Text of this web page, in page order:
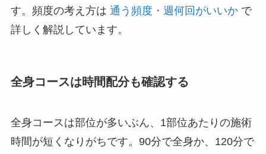
す。頻度の考え方は 通う頻度・週何回がいいかで
詳しく解説しています。
全身コースは時間配分も確認する
全身コースは部位が多いぶん、1部位あたりの施術
時間が短くなりがちです。90分で全身か、120分で